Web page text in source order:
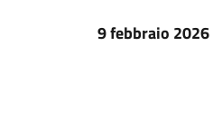
9 febbraio 2026